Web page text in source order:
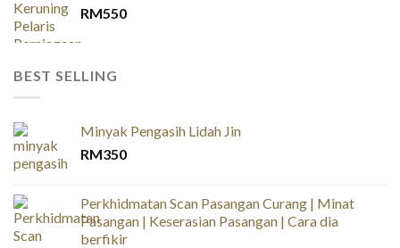
RM550
BEST SELLING
Minyak Pengasih Lidah Jin
RM350
Perkhidmatan Scan Pasangan Curang | Minat
Pasangan | Keserasian Pasangan | Cara dia
berfikir